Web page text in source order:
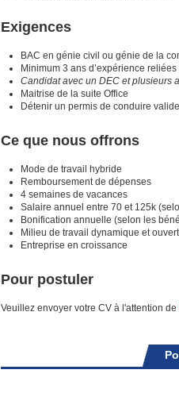
Exigences
BAC en génie civil ou génie de la
Minimum 3 ans d’expérience reliées
Candidat avec un DEC et plusieurs
Maitrise de la suite Office
Détenir un permis de conduire valide
Ce que nous offrons
Mode de travail hybride
Remboursement de dépenses
4 semaines de vacances
Salaire annuel entre 70 et 125k
Bonification annuelle (selon les
Milieu de travail dynamique et
Entreprise en croissance
Pour postuler
Veuillez envoyer votre CV à l'attention de